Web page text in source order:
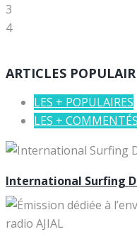
3
4
ARTICLES
LES + POPULAIRES
LES + COMMENTÉS
International Surfing